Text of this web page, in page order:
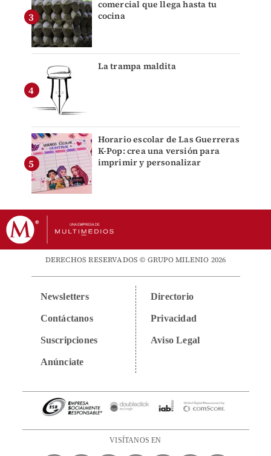
comercial que llega hasta tu
cocina
La trampa maldita
Horario escolar de Las Guerreras
K-Pop: crea una versión para
imprimir y personalizar
DERECHOS RESERVADOS © GRUPO MILENIO 2026
Newsletters
Contáctanos
Suscripciones
Anúnciate
Directorio
Privacidad
Aviso Legal
VISÍTANOS EN